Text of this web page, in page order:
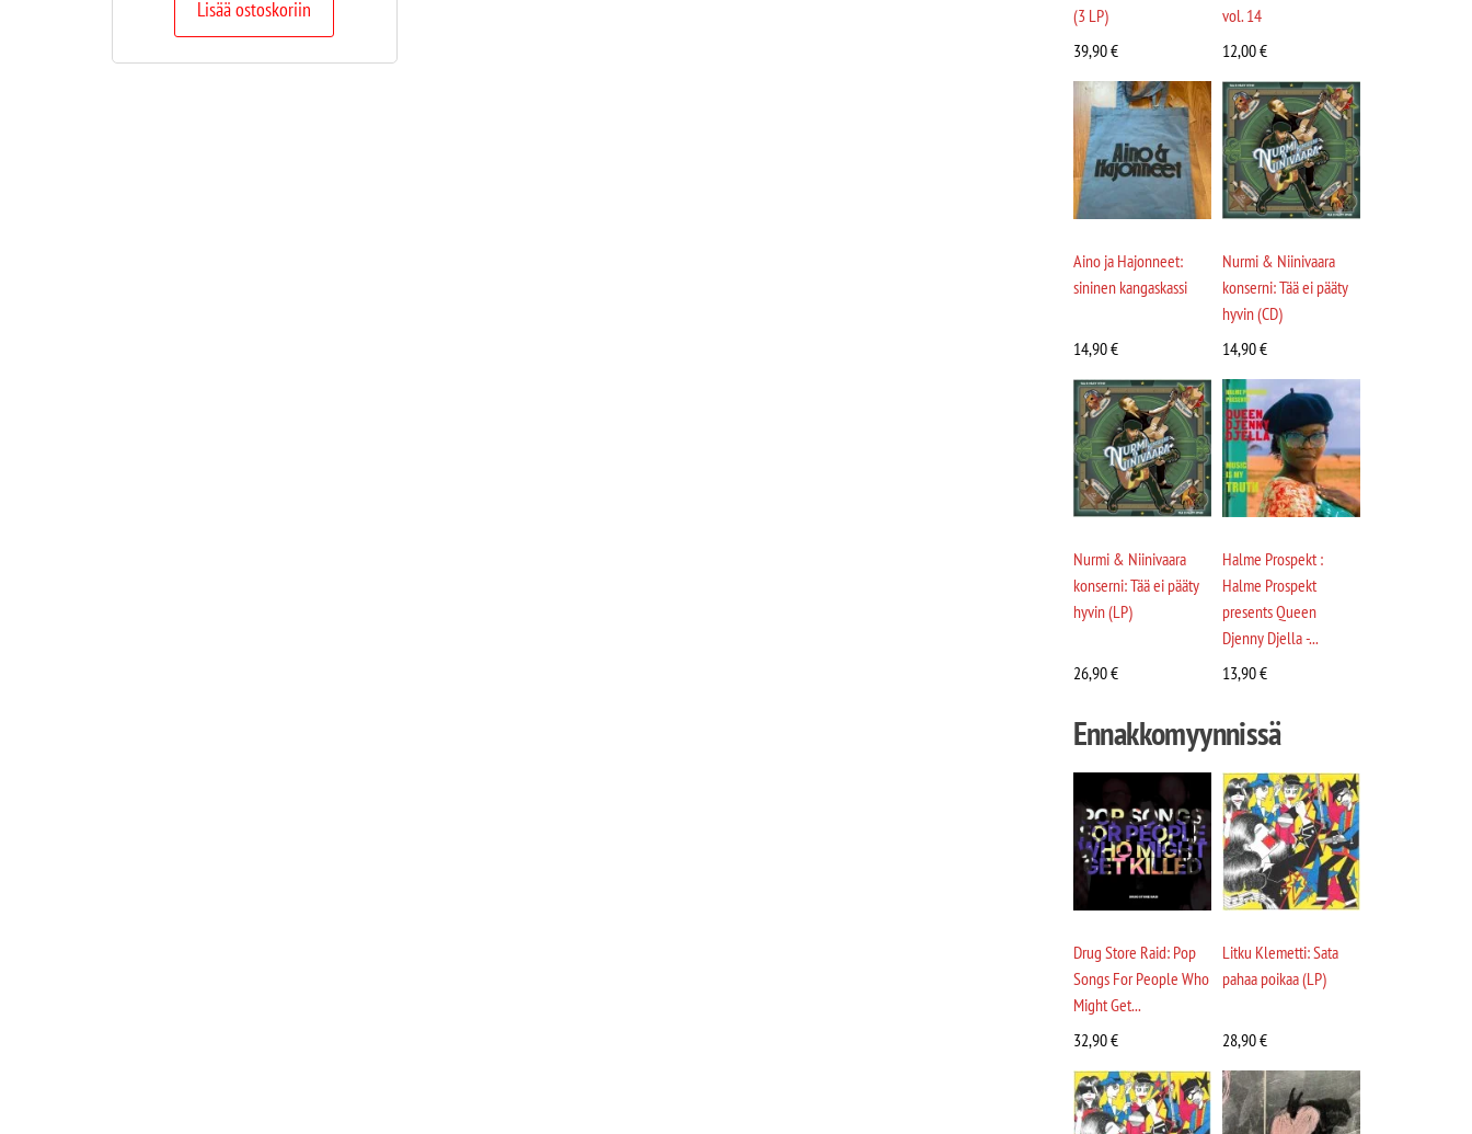
Lisää ostoskoriin
(3 LP)
39,90€
vol. 14
12,00€
Aino ja Hajonneet:
sininen kangaskassi
14,90€
Nurmi & Niinivaara
konserni: Tää ei pääty
hyvin (CD)
14,90€
Nurmi & Niinivaara
konserni: Tää ei pääty
hyvin (LP)
26,90€
Halme Prospekt :
Halme Prospekt
presents Queen
Djenny Djella -...
13,90€
Ennakkomyynnissä
Drug Store Raid: Pop
Songs For People Who
Might Get...
32,90€
Litku Klemetti: Sata
pahaa poikaa (LP)
28,90€